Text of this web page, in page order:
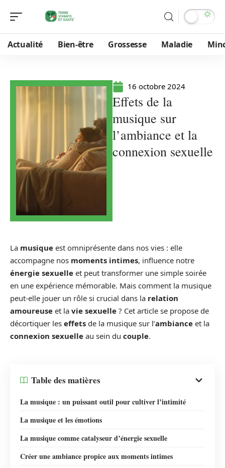
Actualité Bien-être Grossesse Maladie
16 octobre 2024
Effets de la
musique sur
l’ambiance et la
connexion sexuelle
La musique est omniprésente dans nos vies : elle
accompagne nos moments intimes, influence notre
énergie sexuelle et peut transformer une simple soirée
en une expérience mémorable. Mais comment la musique
peut-elle jouer un rôle si crucial dans la relation
amoureuse et la vie sexuelle ? Cet article se propose de
décortiquer les effets de la musique sur l’ambiance et la
connexion sexuelle au sein du couple.
Table des matières
La musique : un puissant outil pour cultiver l’intimité
La musique et les émotions
La musique comme catalyseur d’énergie sexuelle
Créer une ambiance propice aux moments intimes